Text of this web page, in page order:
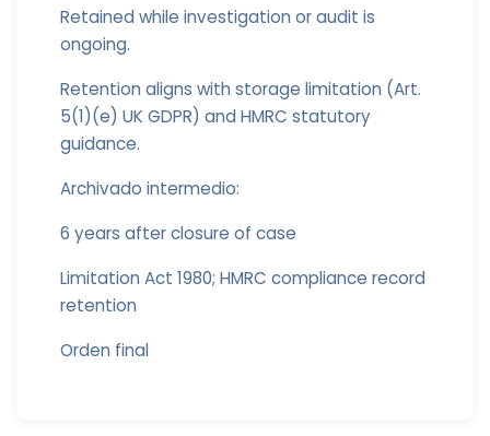
Retained while investigation or audit is
ongoing.
Retention aligns with storage limitation (Art.
5(1)(e) UK GDPR) and HMRC statutory
guidance.
Archivado intermedio:
6 years after closure of case
Limitation Act 1980; HMRC compliance record
retention
Orden final